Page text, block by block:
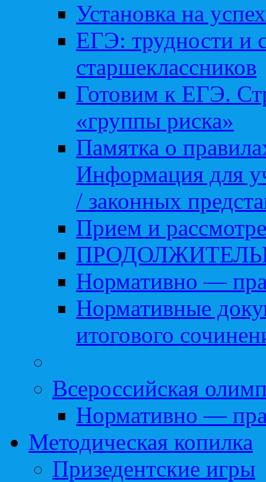
Установка на успех
ЕГЭ: трудности и
старшеклассников
Готовим к ЕГЭ.
«группы риска»
Памятка о
Информация для
/ законных
Прием и
Нормативно —
Нормативные
итогового
Всероссийская
Нормативно —
Методическая копилка
Призедентские игры